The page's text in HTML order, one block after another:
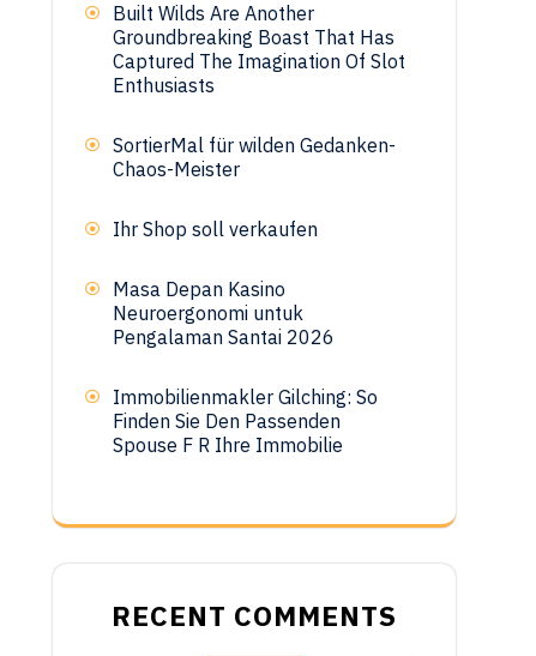
Built Wilds Are Another
Groundbreaking Boast That Has
Captured The Imagination Of Slot
Enthusiasts
SortierMal für wilden Gedanken-
Chaos-Meister
Ihr Shop soll verkaufen
Masa Depan Kasino
Neuroergonomi untuk
Pengalaman Santai 2026
Immobilienmakler Gilching: So
Finden Sie Den Passenden
Spouse F R Ihre Immobilie
RECENT COMMENTS